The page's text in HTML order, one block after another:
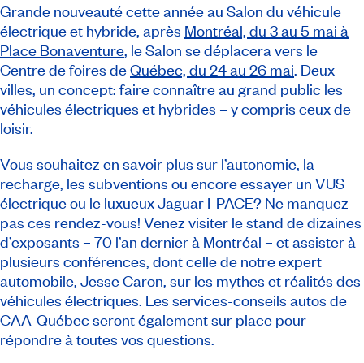
Grande nouveauté cette année au Salon du véhicule
électrique et hybride, après Montréal, du 3 au 5 mai à
Place Bonaventure, le Salon se déplacera vers le
Centre de foires deQuébec, du 24 au 26 mai. Deux
villes, un concept: faire connaître au grand public les
véhicules électriques et hybrides – y compris ceux de
loisir.
Vous souhaitez en savoir plus sur l’autonomie, la
recharge, les subventions ou encore essayer un VUS
électrique ou le luxueux Jaguar I-PACE? Ne manquez
pas ces rendez-vous! Venez visiter le stand de dizaines
d’exposants – 70 l’an dernier à Montréal – et assister à
plusieurs conférences, dont celle de notre expert
automobile, Jesse Caron, sur les mythes et réalités des
véhicules électriques. Les services-conseils autos de
CAA-Québec seront également sur place pour
répondre à toutes vos questions.